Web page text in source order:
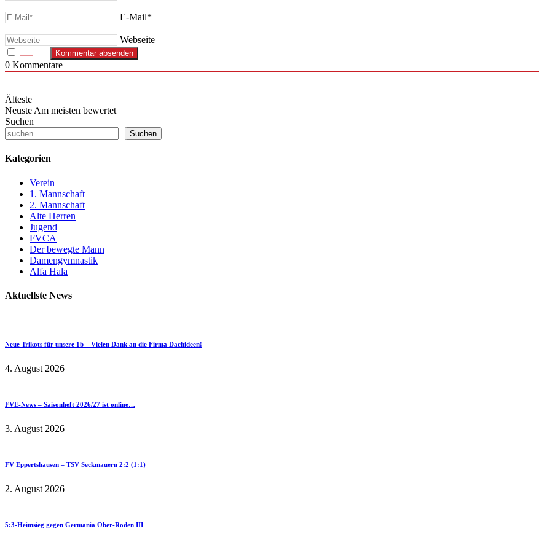
E-Mail*
Webseite
0 Kommentare
Älteste
Neuste Am meisten bewertet
Suchen
Suchen
Kategorien
Verein
1. Mannschaft
2. Mannschaft
Alte Herren
Jugend
FVCA
Der bewegte Mann
Damengymnastik
Alfa Hala
Aktuellste News
Neue Trikots für unsere 1b – Vielen Dank an die Firma Dachideen!
4. August 2026
FVE-News – Saisonheft 2026/27 ist online…
3. August 2026
FV Eppertshausen – TSV Seckmauern 2:2 (1:1)
2. August 2026
5:3-Heimsieg gegen Germania Ober-Roden III